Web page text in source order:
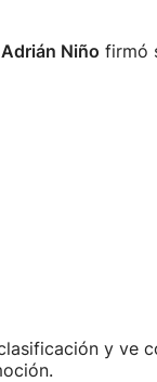
Adrián Niño firmó
y ve